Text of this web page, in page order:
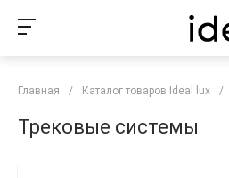
Главная / Каталог товаров Ideal lux /
Трековые системы